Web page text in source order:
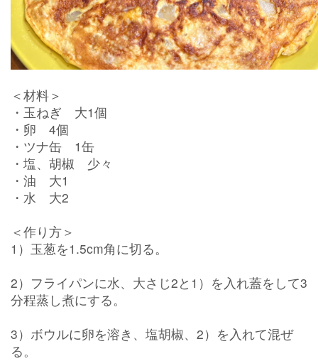
＜材料＞
・ 玉ねぎ 大1個
・卵 4個
・ツナ缶 1缶
・塩、胡椒 少々
・油 大1
・水 大2
＜作り方＞
1）玉葱を1.5cm角に切る。
2）フライパンに水、大さじ2と1）を入れ蓋をして3
分程蒸し煮にする。
3）ボウルに卵を溶き、塩胡椒、2）を入れて混ぜ
る。